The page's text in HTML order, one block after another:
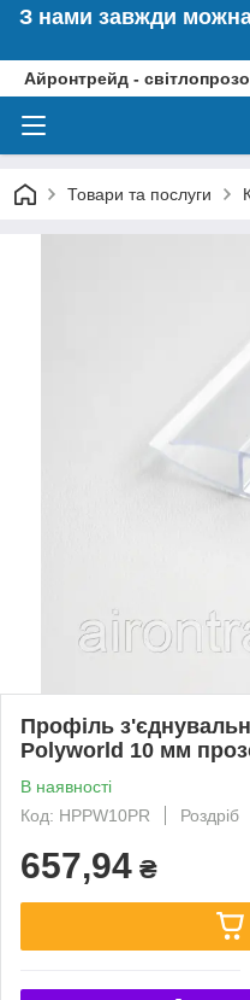
З нами завжди
Айронтрейд -
Товари та послуги
Профіль
Polyworld 10 мм
В наявності
Код: HPPW10PR
Роздріб
657,94 ₴